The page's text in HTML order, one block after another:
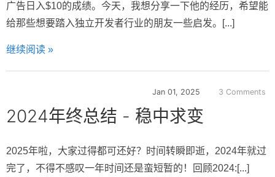
广告日入$10的成绩。今天，我想分享一下他的经历，希望能
给那些想要踏入独立开发者行业的朋友一些启发。[...]
继续阅读 »
Jan 01, 2025 3 Comments
2024年终总结 - 稳中求变
2025年啦，大家过得都可还好？时间转瞬即逝，2024年就过
完了，不得不感叹一年时间还是蛮短暂的！回顾2024:[...]